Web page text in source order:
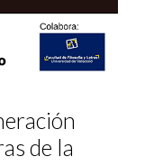
de la